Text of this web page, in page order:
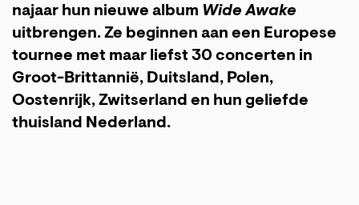
najaar hun nieuwe album Wide Awake
uitbrengen. Ze beginnen aan een Europese
tournee met maar liefst 30 concerten in
Groot-Brittannië, Duitsland, Polen,
Oostenrijk, Zwitserland en hun geliefde
thuisland Nederland.